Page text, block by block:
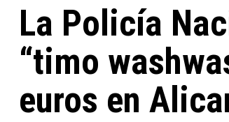
La Policía
“timo
euros en